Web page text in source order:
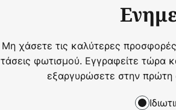
Μη χάσετε τις καλύτερες προσφορές
τάσεις φωτισμού. Εγγραφείτε τώρα
εξαργυρώσετε στην